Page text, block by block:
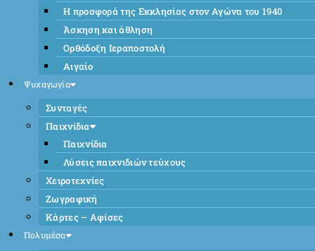
Η προσφορά της Εκκλησίας στον Αγώνα του 1940
Άσκηση και άθληση
Ορθόδοξη Ιεραποστολή
Αιγαίο
Ψυχαγωγία
Συνταγές
Παιχνίδια
Παιχνίδια
Λύσεις παιχνιδιών τεύχους
Χειροτεχνίες
Ζωγραφική
Κάρτες – Αφίσες
Πολυμέσα